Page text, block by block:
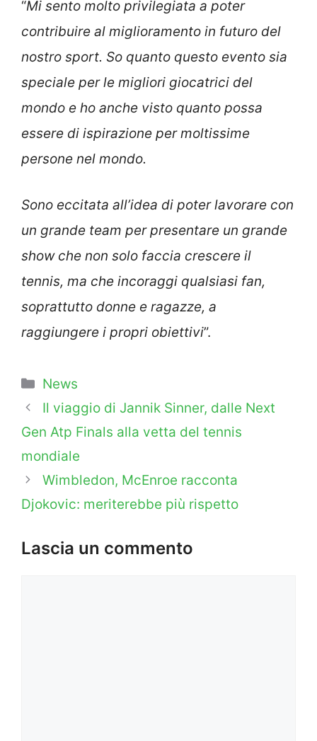
“Mi sento molto privilegiata a poter
contribuire al miglioramento in futuro del
nostro sport. So quanto questo evento sia
speciale per le migliori giocatrici del
mondo e ho anche visto quanto possa
essere di ispirazione per moltissime
persone nel mondo.
Sono eccitata all’idea di poter lavorare con
un grande team per presentare un grande
show che non solo faccia crescere il
tennis, ma che incoraggi qualsiasi fan,
soprattutto donne e ragazze, a
raggiungere i propri obiettivi”.
Categorie
News
Il viaggio di Jannik Sinner, dalle Next
Gen Atp Finals alla vetta del tennis
mondiale
Wimbledon, McEnroe racconta
Djokovic: meriterebbe più rispetto
Lascia un commento